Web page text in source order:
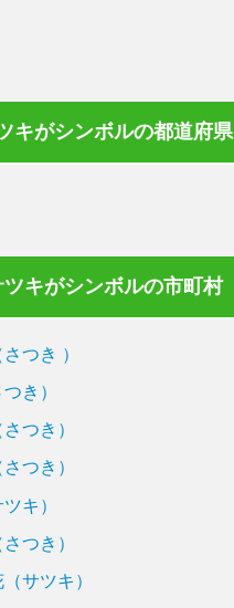
キがシンボルの都道府県
ツキがシンボルの市町村
つき ）
き）
つき）
つき）
キ）
つき）
サツキ）